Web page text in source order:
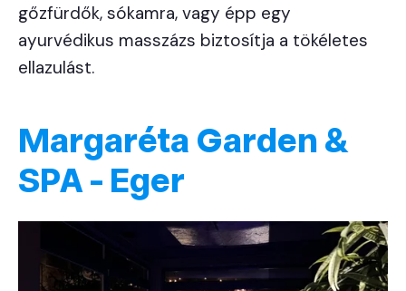
gőzfürdők, sókamra, vagy épp egy
ayurvédikus masszázs biztosítja a tökéletes
ellazulást.
Margaréta Garden &
SPA - Eger